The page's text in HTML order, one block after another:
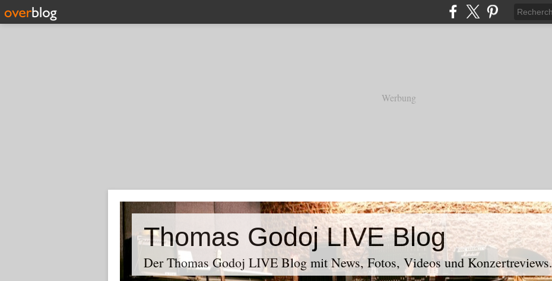
Werbung
Thomas Godoj LIVE Blog
Der Thomas Godoj LIVE Blog mit News, Fotos, Videos und Konzertreviews.